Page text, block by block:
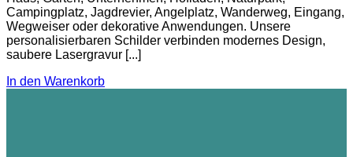
Campingplatz, Jagdrevier, Angelplatz, Wanderweg, Eingang,
Wegweiser oder dekorative Anwendungen. Unsere
personalisierbaren Schilder verbinden modernes Design,
saubere Lasergravur [...]
In den Warenkorb